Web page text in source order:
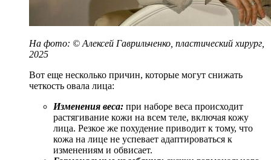
На фото: © Алексей Гаврильченко, пластический хирург,
2025
Вот еще несколько причин, которые могут снижать
четкость овала лица:
Изменения веса: при наборе веса происходит
растягивание кожи на всем теле, включая кожу
лица. Резкое же похудение приводит к тому, что
кожа на лице не успевает адаптироваться к
изменениям и обвисает.